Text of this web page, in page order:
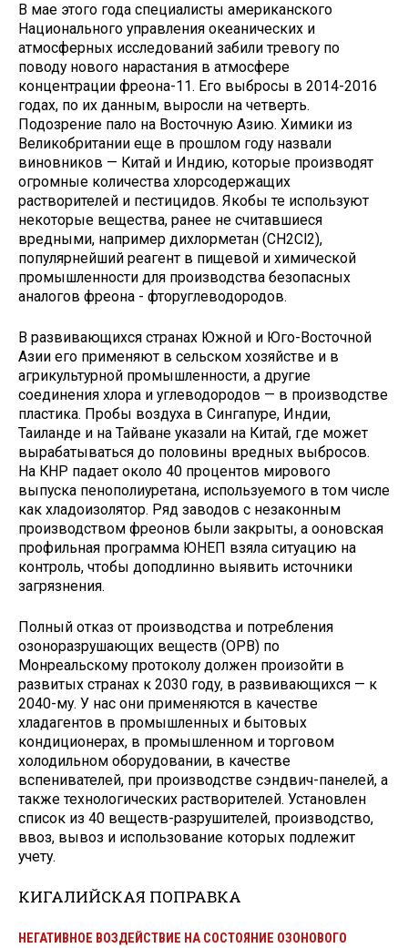
В мае этого года специалисты американского
Национального управления океанических и
атмосферных исследований забили тревогу по
поводу нового нарастания в атмосфере
концентрации фреона-11. Его выбросы в 2014-2016
годах, по их данным, выросли на четверть.
Подозрение пало на Восточную Азию. Химики из
Великобритании еще в прошлом году назвали
виновников — Китай и Индию, которые производят
огромные количества хлорсодержащих
растворителей и пестицидов. Якобы те используют
некоторые вещества, ранее не считавшиеся
вредными, например дихлорметан (CH2Cl2),
популярнейший реагент в пищевой и химической
промышленности для производства безопасных
аналогов фреона - фторуглеводородов.
В развивающихся странах Южной и Юго-Восточной
Азии его применяют в сельском хозяйстве и в
агрикультурной промышленности, а другие
соединения хлора и углеводородов — в производстве
пластика. Пробы воздуха в Сингапуре, Индии,
Таиланде и на Тайване указали на Китай, где может
вырабатываться до половины вредных выбросов.
На КНР падает около 40 процентов мирового
выпуска пенополиуретана, используемого в том числе
как хладоизолятор. Ряд заводов с незаконным
производством фреонов были закрыты, а ооновская
профильная программа ЮНЕП взяла ситуацию на
контроль, чтобы доподлинно выявить источники
загрязнения.
Полный отказ от производства и потребления
озоноразрушающих веществ (ОРВ) по
Монреальскому протоколу должен произойти в
развитых странах к 2030 году, в развивающихся — к
2040-му. У нас они применяются в качестве
хладагентов в промышленных и бытовых
кондиционерах, в промышленном и торговом
холодильном оборудовании, в качестве
вспенивателей, при производстве сэндвич-панелей, а
также технологических растворителей. Установлен
список из 40 веществ-разрушителей, производство,
ввоз, вывоз и использование которых подлежит
учету.
КИГАЛИЙСКАЯ ПОПРАВКА
НЕГАТИВНОЕ ВОЗДЕЙСТВИЕ НА СОСТОЯНИЕ ОЗОНОВОГО